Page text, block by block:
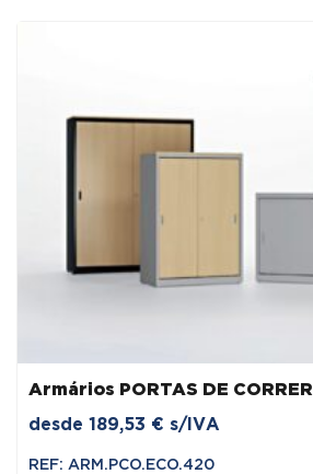
Armários PORTAS DE CORRER
desde 189,53 € s/IVA
REF: ARM.PCO.ECO.420